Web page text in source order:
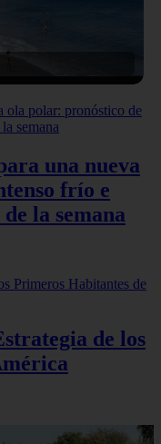
una nueva
frío e
la semana
de los